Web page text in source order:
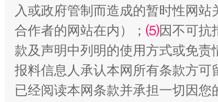
入或政府管制而造成的暂时性网
合作者的网站在内）； ⑸因不可抗
款及声明中列明的使用方式或免责
报料信息人承认本网所有条款方
已经阅读本网条款并承担一切因